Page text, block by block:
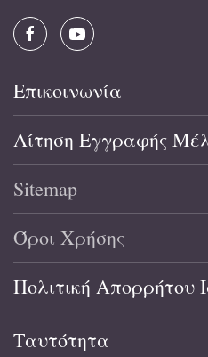
Επικοινωνία
Αίτηση Εγγραφής
Sitemap
Όροι Χρήσης
Πολιτική Απορρήτου
Ταυτότητα